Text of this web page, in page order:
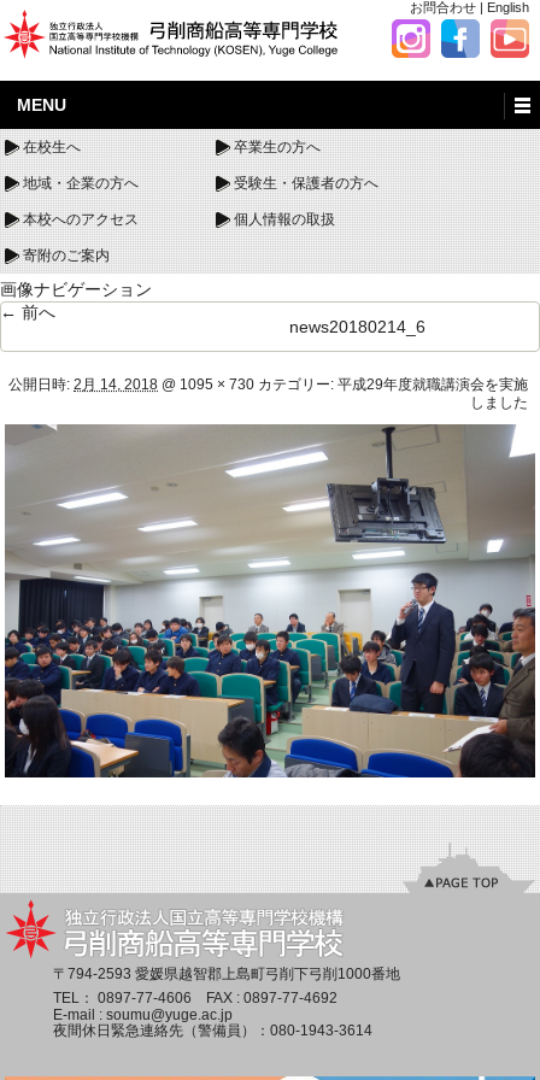
お問合わせ | English
MENU
在校生へ 卒業生の方へ
地域・企業の方へ 受験生・保護者の方へ
本校へのアクセス 個人情報の取扱
寄附のご案内
画像ナビゲーション
← 前へ
news20180214_6
公開日時: 2月 14, 2018 @ 1095 × 730 カテゴリー: 平成29年度就職講演会を実施
しました
〒794-2593 愛媛県越智郡上島町弓削下弓削1000番地
TEL： 0897-77-4606 FAX : 0897-77-4692
E-mail : soumu@yuge.ac.jp
夜間休日緊急連絡先（警備員）： 080-1943-3614